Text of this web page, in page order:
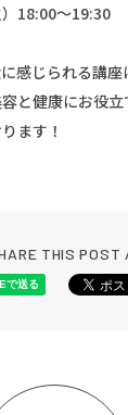
18:00～19:30
感じられる講
と健康にお役立
ます！
THIS POST